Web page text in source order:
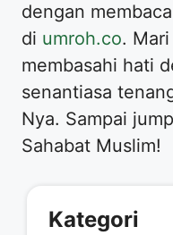
dengan
di umroh.co.
membasahi hati
senantiasa
Nya. Sampai
Sahabat Muslim!
Kategori